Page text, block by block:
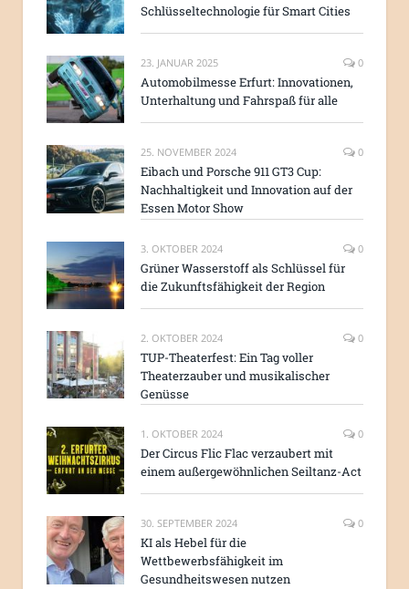
Schlüsseltechnologie für Smart Cities
23. JANUAR 2025 0
Automobilmesse Erfurt: Innovationen,
Unterhaltung und Fahrspaß für alle
25. NOVEMBER 2024 0
Eibach und Porsche 911 GT3 Cup:
Nachhaltigkeit und Innovation auf der
Essen Motor Show
3. OKTOBER 2024 0
Grüner Wasserstoff als Schlüssel für
die Zukunftsfähigkeit der Region
2. OKTOBER 2024 0
TUP-Theaterfest: Ein Tag voller
Theaterzauber und musikalischer
Genüsse
1. OKTOBER 2024 0
Der Circus Flic Flac verzaubert mit
einem außergewöhnlichen Seiltanz-Act
30. SEPTEMBER 2024 0
KI als Hebel für die
Wettbewerbsfähigkeit im
Gesundheitswesen nutzen